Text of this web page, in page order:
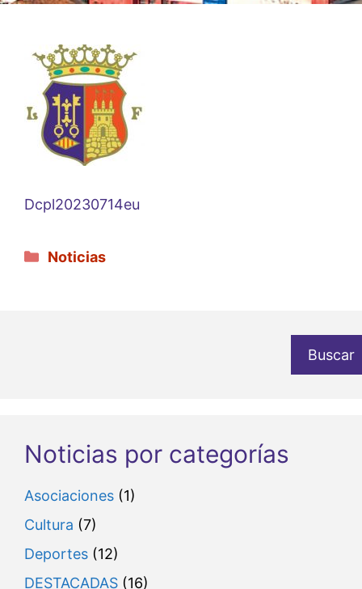
Dcpl20230714eu
Categorías
Noticias
Buscar
Noticias por categorías
Asociaciones (1)
Cultura (7)
Deportes (12)
DESTACADAS (16)